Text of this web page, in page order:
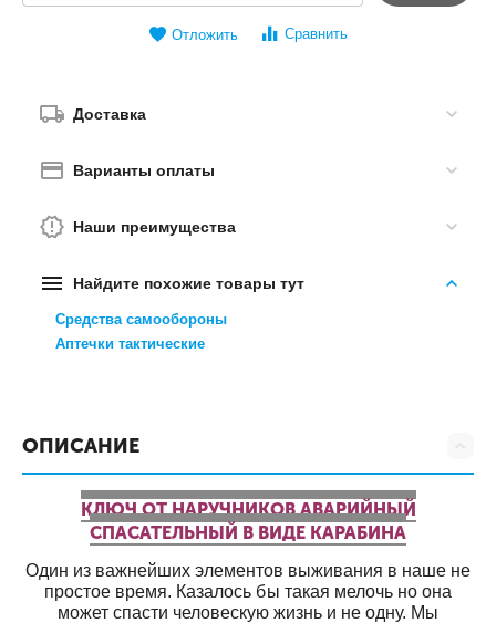
Отложить Сравнить
Доставка
Варианты оплаты
Наши преимущества
Найдите похожие товары тут
Средства самообороны
Аптечки тактические
ОПИСАНИЕ
КЛЮЧ ОТ НАРУЧНИКОВ АВАРИЙНЫЙ
СПАСАТЕЛЬНЫЙ В ВИДЕ КАРАБИНА
Один из важнейших элементов выживания в наше не
простое время. Казалось бы такая мелочь но она
может спасти человескую жизнь и не одну. Мы